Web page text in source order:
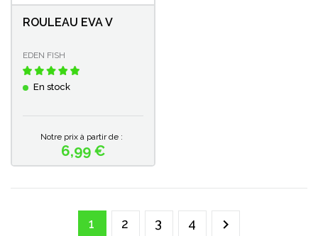
ROULEAU EVA V
EDEN FISH
En stock
Prix
Notre prix à partir de :
6,99 €
1 2 3 4 